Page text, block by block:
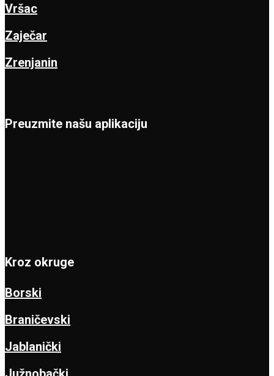
Vršac
Zaječar
Zrenjanin
Preuzmite našu aplikaciju
Kroz okruge
Borski
Braničevski
Jablanički